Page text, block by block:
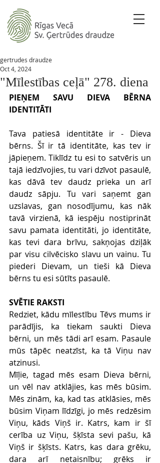
"Mīlestības ceļā" 278. diena
gertrudes draudze
Oct 4, 2024
PIEŅEM SAVU DIEVA BĒRNA
IDENTITĀTI
Tava patiesā identitāte ir - Dieva
bērns. Šī ir tā identitāte, kas tev ir
jāpieņem. Tiklīdz tu esi to satvēris un
tajā iedzīvojies, tu vari dzīvot pasaulē,
kas dāvā tev daudz prieka un arī
daudz sāpju. Tu vari saņemt gan
uzslavas, gan nosodījumu, kas nāk
tavā virzienā, kā iespēju nostiprināt
savu pamata identitāti, jo identitāte,
kas tevi dara brīvu, sakņojas dziļāk
par visu cilvēcisko slavu un vainu. Tu
piederi Dievam, un tieši kā Dieva
bērns tu esi sūtīts pasaulē.
SVĒTIE RAKSTI
Redziet, kādu mīlestību Tēvs mums ir
parādījis, ka tiekam saukti Dieva
bērni, un mēs tādi arī esam. Pasaule
mūs tāpēc neatzīst, ka tā Viņu nav
atzinusi.
Mīļie, tagad mēs esam Dieva bērni,
un vēl nav atklājies, kas mēs būsim.
Mēs zinām, ka, kad tas atklāsies, mēs
būsim Viņam līdzīgi, jo mēs redzēsim
Viņu, kāds Viņš ir. Katrs, kam ir šī
cerība uz Viņu, šķīsta sevi pašu, kā
Viņš ir šķīsts. Katrs, kas dara grēku,
dara arī netaisnību; grēks ir